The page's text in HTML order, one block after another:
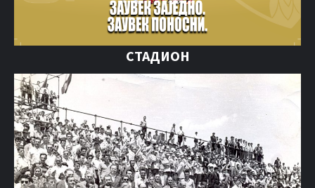
СТАДИОН